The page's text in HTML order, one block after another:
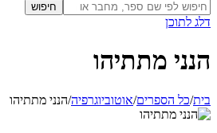
חיפוש
דלג לתוכן
הנני מתתיהו
בית/כל הספרים/אוטוביוגרפיה/הנני מתתיהו